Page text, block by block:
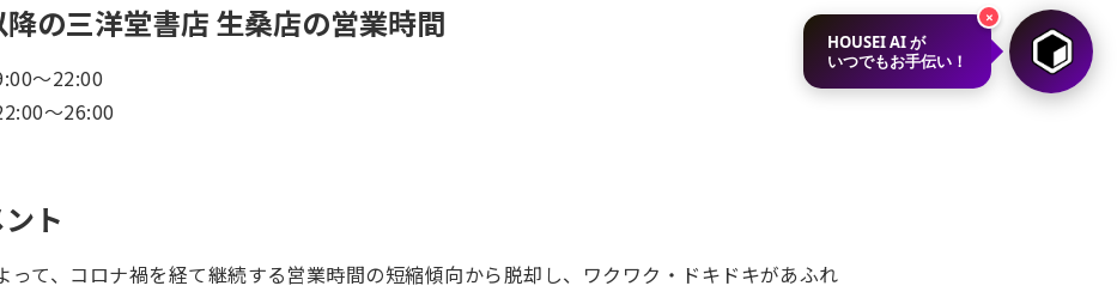
の三洋堂書店 生桑店の営業時間
～22:00
～26:00
ト
って、コロナ禍を経て継続する営業時間の短縮傾向から脱却し、ワクワク・ドキドキがあふれ
HOUSEI AI が
いつでもお手伝い！
×